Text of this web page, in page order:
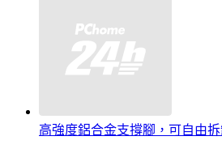
高強度鋁合金支撐腳，可自由